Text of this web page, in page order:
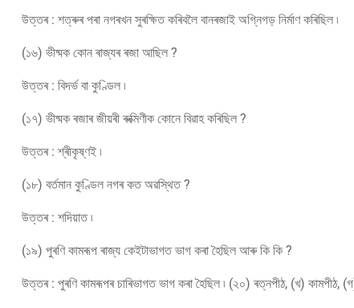
উত্তৰ : শত্ৰুৰ পৰা নগৰখন সুৰক্ষিত কৰিবলৈ বানৰজাই অগ্নিগড় নিৰ্মাণ কৰিছিল ৷
(১৬) ভীষ্মক কোন ৰাজ্যৰ ৰজা আছিল ?
উত্তৰ : বিদৰ্ভ বা কুণ্ডিল ৷
(১৭) ভীষ্মক ৰজাৰ জীয়ৰী ৰুক্মিণীক কোনে বিৱাহ কৰিছিল ?
উত্তৰ : শ্ৰীকৃষ্ণই ৷
(১৮) বৰ্তমান কুণ্ডিল নগৰ কত অৱস্থিত ?
উত্তৰ : শদিয়াত ৷
(১৯) পুৰণি কামৰূপ ৰাজ্য কেইটাভাগত ভাগ কৰা হৈছিল আৰু কি কি ?
উত্তৰ : পুৰণি কামৰূপৰ চাৰিভাগত ভাগ কৰা হৈছিল ৷ (২০) ৰত্নপীঠ, (খ) কামপীঠ,